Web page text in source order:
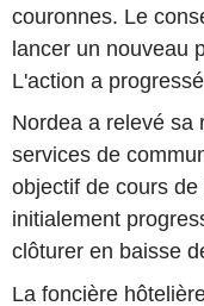
couronnes. Le
lancer un nouveau
L'action a
Nordea a relevé sa
services de
objectif de cours
initialement
clôturer en baisse
La foncière